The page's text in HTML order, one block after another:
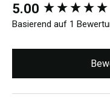
5.00
Basierend auf 1
New content loaded